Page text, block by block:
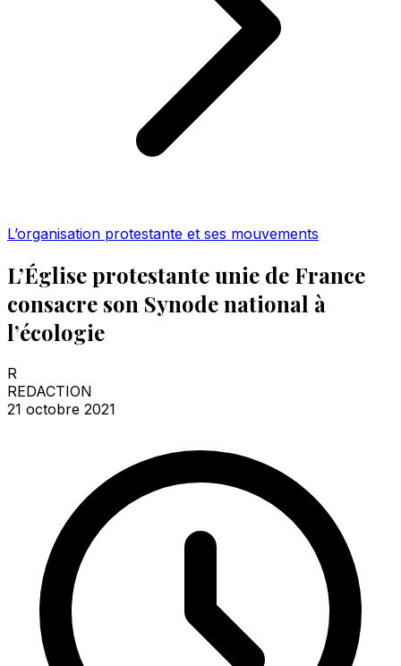
L’organisation protestante et ses mouvements
L’Église protestante unie de France
consacre son Synode national à
l’écologie
R
REDACTION
21 octobre 2021